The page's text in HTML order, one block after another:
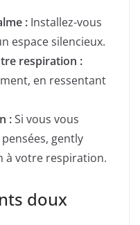
: Installez-vous
espace silencieux.
respiration :
en ressentant
:Si vous vous
gently
à votre respiration.
doux